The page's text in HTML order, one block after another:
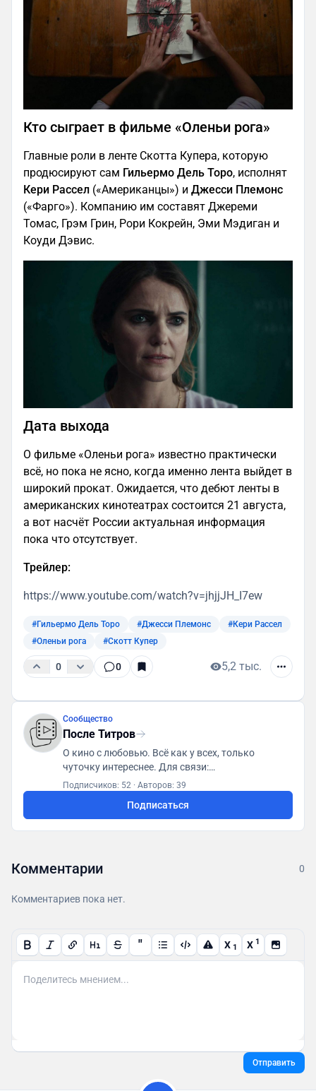
Кто сыграет в фильме «Оленьи рога»
Главные роли в ленте Скотта Купера, которую
продюсируют сам Гильермо Дель Торо, исполнят
Кери Рассел («Американцы») и Джесси Племонс
(«Фарго»). Компанию им составят Джереми
Томас, Грэм Грин, Рори Кокрейн, Эми Мэдиган и
Коуди Дэвис.
Дата выхода
О фильме «Оленьи рога» известно практически
всё, но пока не ясно, когда именно лента выйдет в
широкий прокат. Ожидается, что дебют ленты в
американских кинотеатрах состоится 21 августа,
а вот насчёт России актуальная информация
пока что отсутствует.
Трейлер:
https://www.youtube.com/watch?v=jhjjJH_I7ew
#Гильермо Дель Торо #Джесси Племонс
#Кери Рассел
#Оленьи рога
#Скотт Купер
0 0 5,2 тыс.
Сообщество
После Титров
О кино с любовью. Всё как у всех, только
чуточку интереснее. Для связи:
posletitrov@yandex.ru
Подписчиков: 52 · Авторов: 39
Подписаться
Комментарии 0
Комментариев пока нет.
" X 1 X 1
Отправить